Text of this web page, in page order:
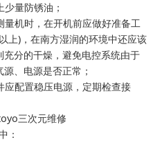
量防锈油；
量机时，在开机前应做好准备工
上)，在南方湿润的环境中还应该
分的干燥，避免电控系统由于
、电源是否正常；
应配置稳压电源，定期检查接
三次元维修
：